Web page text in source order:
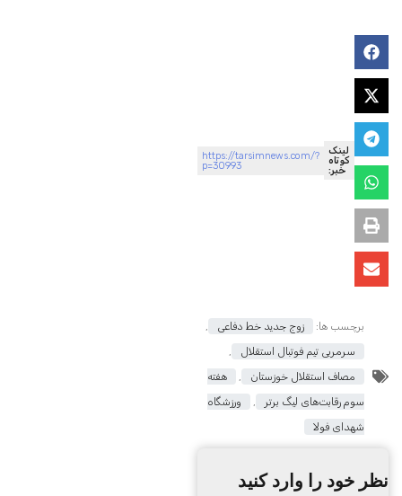
لینک
کوتاه
خبر:
https://tarsimnews.com/?
p=30993
برچسب ها: زوج جدید خط دفاعی
سرمربی تیم فوتبال استقلال
مصاف استقلال خوزستان
هفته
سوم رقابت‌های لیگ برتر
ورزشگاه
شهدای فولا
نظر خود را وارد کنید